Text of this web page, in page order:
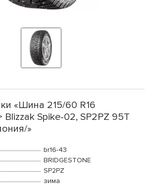
«Шина 215/60 R16
Spike-02, SP2PZ 95T
»
br16-43
BRIDGESTONE
SP2PZ
зима